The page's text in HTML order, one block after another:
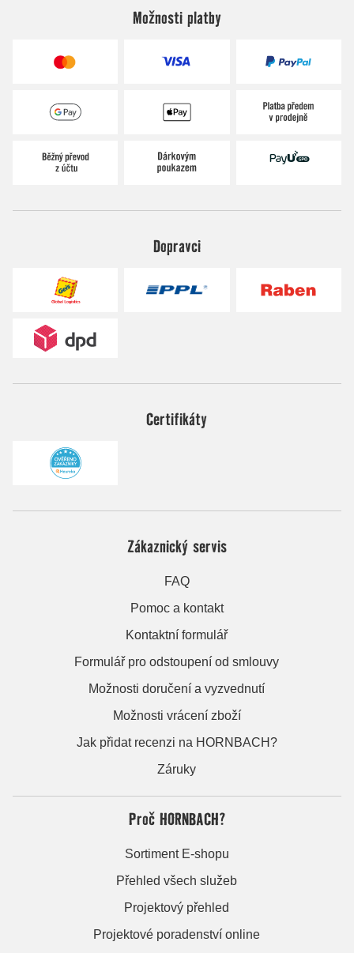
Možnosti platby
Dopravci
Certifikáty
Zákaznický servis
FAQ
Pomoc a kontakt
Kontaktní formulář
Formulář pro odstoupení od smlouvy
Možnosti doručení a vyzvednutí
Možnosti vrácení zboží
Jak přidat recenzi na HORNBACH?
Záruky
Proč HORNBACH?
Sortiment E-shopu
Přehled všech služeb
Projektový přehled
Projektové poradenství online